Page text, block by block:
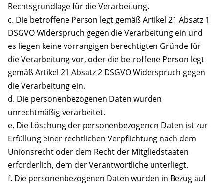
Rechtsgrundlage für die Verarbeitung.
c. Die betroffene Person legt gemäß Artikel 21 Absatz 1
DSGVO Widerspruch gegen die Verarbeitung ein und
es liegen keine vorrangigen berechtigten Gründe für
die Verarbeitung vor, oder die betroffene Person legt
gemäß Artikel 21 Absatz 2 DSGVO Widerspruch gegen
die Verarbeitung ein.
d. Die personenbezogenen Daten wurden
unrechtmäßig verarbeitet.
e. Die Löschung der personenbezogenen Daten ist zur
Erfüllung einer rechtlichen Verpflichtung nach dem
Unionsrecht oder dem Recht der Mitgliedstaaten
erforderlich, dem der Verantwortliche unterliegt.
f. Die personenbezogenen Daten wurden in Bezug auf